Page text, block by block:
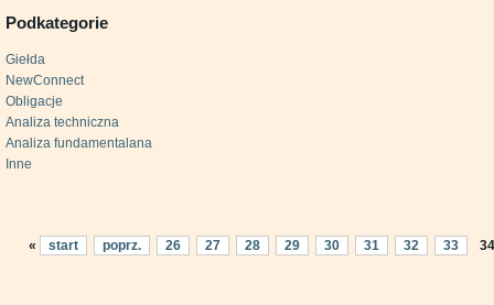
Podkategorie
Giełda
NewConnect
Obligacje
Analiza techniczna
Analiza fundamentalana
Inne
« start poprz. 26 27 28 29 30 31 32 33 34